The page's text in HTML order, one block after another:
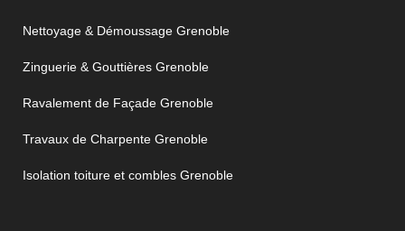
Nettoyage & Démoussage Grenoble
Zinguerie & Gouttières Grenoble
Ravalement de Façade Grenoble
Travaux de Charpente Grenoble
Isolation toiture et combles Grenoble